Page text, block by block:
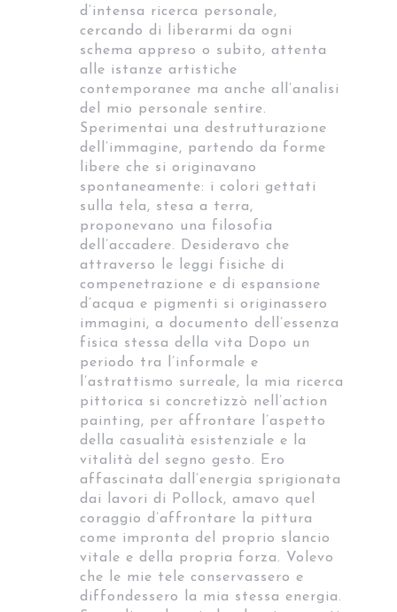
d’intensa ricerca personale,
cercando di liberarmi da ogni
schema appreso o subito, attenta
alle istanze artistiche
contemporanee ma anche all’analisi
del mio personale sentire.
Sperimentai una destrutturazione
dell’immagine, partendo da forme
libere che si originavano
spontaneamente: i colori gettati
sulla tela, stesa a terra,
proponevano una filosofia
dell’accadere. Desideravo che
attraverso le leggi fisiche di
compenetrazione e di espansione
d’acqua e pigmenti si originassero
immagini, a documento dell’essenza
fisica stessa della vita Dopo un
periodo tra l’informale e
l’astrattismo surreale, la mia ricerca
pittorica si concretizzò nell’action
painting, per affrontare l’aspetto
della casualità esistenziale e la
vitalità del segno gesto. Ero
affascinata dall’energia sprigionata
dai lavori di Pollock, amavo quel
coraggio d’affrontare la pittura
come impronta del proprio slancio
vitale e della propria forza. Volevo
che le mie tele conservassero e
diffondessero la mia stessa energia.